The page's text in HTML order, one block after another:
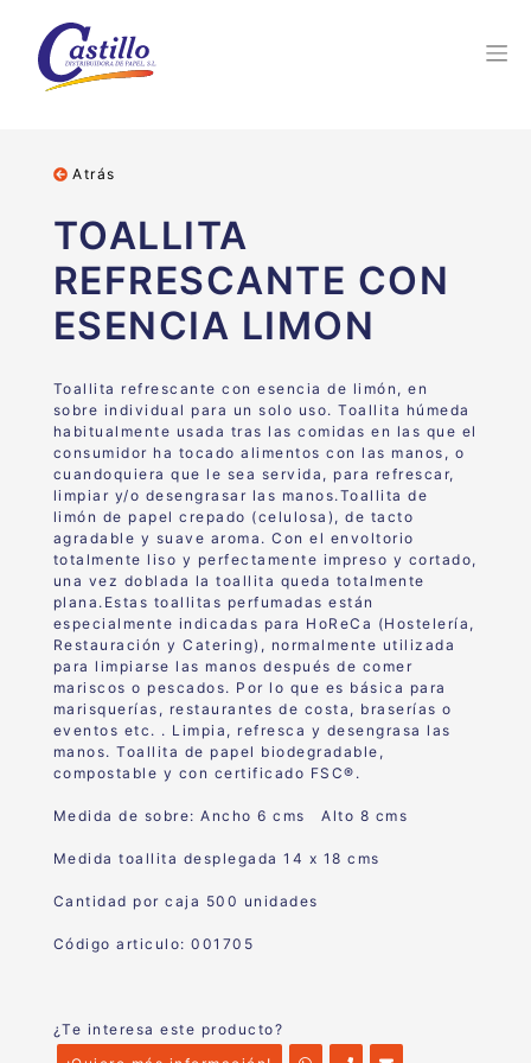
Atrás
TOALLITA
REFRESCANTE CON
ESENCIA LIMON
Toallita refrescante con esencia de limón, en
sobre individual para un solo uso. Toallita húmeda
habitualmente usada tras las comidas en las que el
consumidor ha tocado alimentos con las manos, o
cuandoquiera que le sea servida, para refrescar,
limpiar y/o desengrasar las manos.Toallita de
limón de papel crepado (celulosa), de tacto
agradable y suave aroma. Con el envoltorio
totalmente liso y perfectamente impreso y cortado,
una vez doblada la toallita queda totalmente
plana.Estas toallitas perfumadas están
especialmente indicadas para HoReCa (Hostelería,
Restauración y Catering), normalmente utilizada
para limpiarse las manos después de comer
mariscos o pescados. Por lo que es básica para
marisquerías, restaurantes de costa, braserías o
eventos etc. . Limpia, refresca y desengrasa las
manos. Toallita de papel biodegradable,
compostable y con certificado FSC®.
Medida de sobre: Ancho 6 cms Alto 8 cms
Medida toallita desplegada 14 x 18 cms
Cantidad por caja 500 unidades
Código articulo: 001705
¿Te interesa este producto?